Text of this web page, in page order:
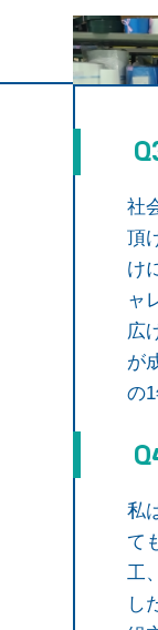
社
頂
け
ャ
広
が
の
私
て
工
し